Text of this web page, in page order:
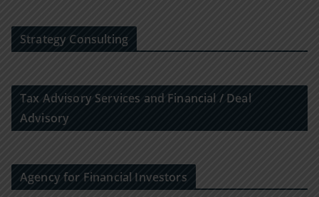
Strategy Consulting
Tax Advisory Services and Financial / Deal
Advisory
Agency for Financial Investors